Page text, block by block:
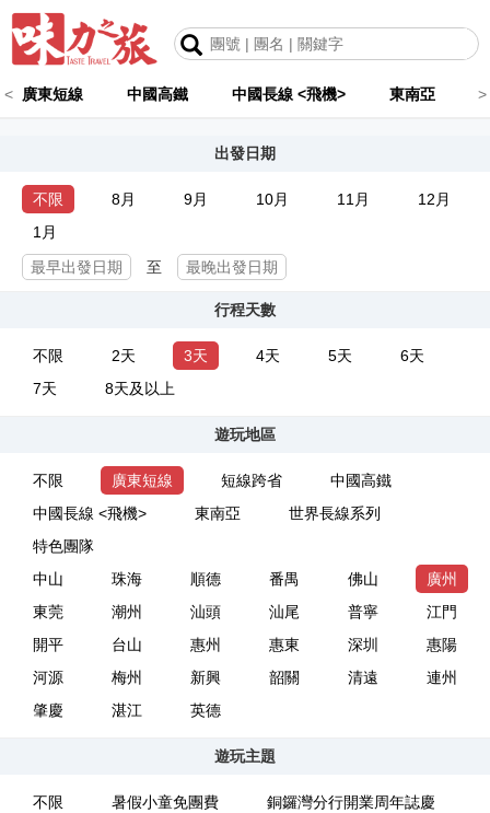
< 廣東短線 中國高鐵 中國長線 <飛機> 東南亞 >
出發日期
不限 8月 9月 10月 11月
12月
1月
至
行程天數
不限 2天 3天 4天 5天
6天
7天
8天及以上
遊玩地區
不限 廣東短線 短線跨省
中國高鐵
中國長線 <飛機>
東南亞
世界長線系列
特色團隊
中山
珠海 順德 番禺 佛山
廣州
東莞
潮州 汕頭 汕尾 普寧
江門
開平
台山 惠州 惠東 深圳
惠陽
河源
梅州 新興 韶關 清遠
連州
肇慶
湛江 英德
遊玩主題
不限 暑假小童免團費
銅鑼灣分行開業周年誌慶